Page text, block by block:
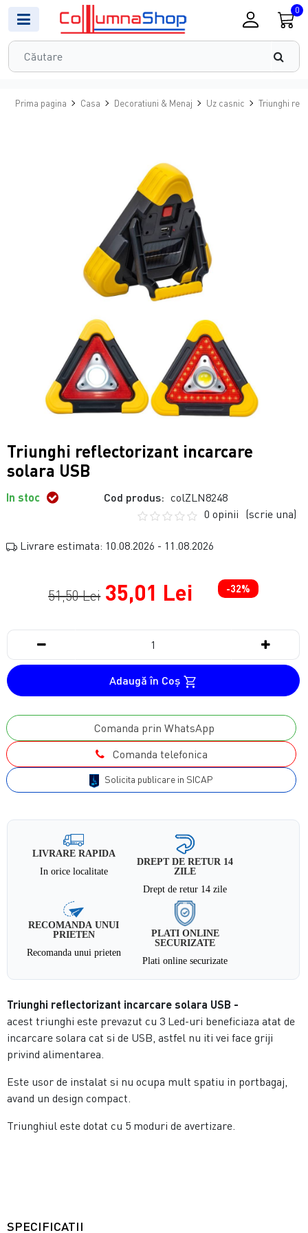
0
Prima pagina Casa Decoratiuni & Menaj Uz casnic Triunghi
Triunghi reflectorizant incarcare
solara USB
In stoc Cod produs: colZLN8248
0 opinii (scrie una)
Livrare estimata: 10.08.2026 - 11.08.2026
51,50 Lei 35,01 Lei -32%
Adaugă în Coş
Comanda prin WhatsApp
Comanda telefonica
Solicita publicare in SICAP
LIVRARE RAPIDA
In orice localitate
DREPT DE RETUR 14
ZILE
Drept de retur 14 zile
RECOMANDA UNUI
PRIETEN
Recomanda unui prieten
PLATI ONLINE
SECURIZATE
Plati online securizate
Triunghi reflectorizant incarcare solara USB -
acest triunghi este prevazut cu 3 Led-uri beneficiaza atat de
incarcare solara cat si de USB, astfel nu iti vei face griji
privind alimentarea.
Este usor de instalat si nu ocupa mult spatiu in portbagaj,
avand un design compact.
Triunghiul este dotat cu 5 moduri de avertizare.
SPECIFICATII